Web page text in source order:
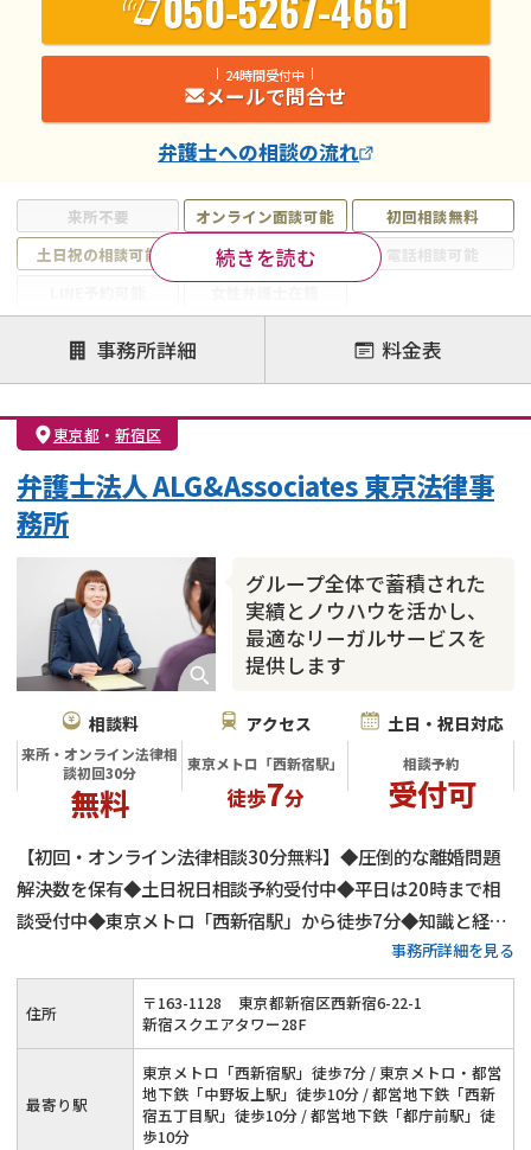
来所不要 オンライン面談可能
初回相談無料
土日祝の相談可能
19時以降電話可能
電話相談可能
注力案件
離婚前相談
離婚調停
離婚裁判
親権・面会交流権
DV
モラハラ
不貞・不倫慰謝料請求
財産分与
内縁の夫婦 熟年離婚
続きを読む
24時間受付中
メールで問合せ
弁護士への相談の流れ
事務所詳細 料金表
東京都 ・ 新宿区
グループ全体で蓄積された
実績とノウハウを活かし、
最適なリーガルサービスを
提供します
弁護士法人 ALG&Associates 東京法律事
務所
相談料
来所・オンライン法律相
談初回30分
無料
アクセス
東京メトロ「西新宿駅」
徒歩7分
土日・祝日対応
相談予約
受付可
【初回・オンライン法律相談30分無料】◆圧倒的な離婚問題
解決数を保有◆土日祝日相談予約受付中◆平日は20時まで相
談受付中◆東京メトロ「西新宿駅」から徒歩7分◆知識と経験
を積み上げた、離婚問題を集中的に取り扱う弁護士が多数在籍
◆弁護士法人ALGだからこそできるリーガルサービスを提供し
ます
事務所詳細を見る
住所 〒163-1128
東京都新宿区西新宿6-22-1
新宿スクエアタワー28F
最寄り駅
東京メトロ「西新宿駅」徒歩7分 / 東京メトロ・都営
地下鉄「中野坂上駅」徒歩10分 / 都営地下鉄「西新
宿五丁目駅」徒歩10分 / 都営地下鉄「都庁前駅」徒
歩10分